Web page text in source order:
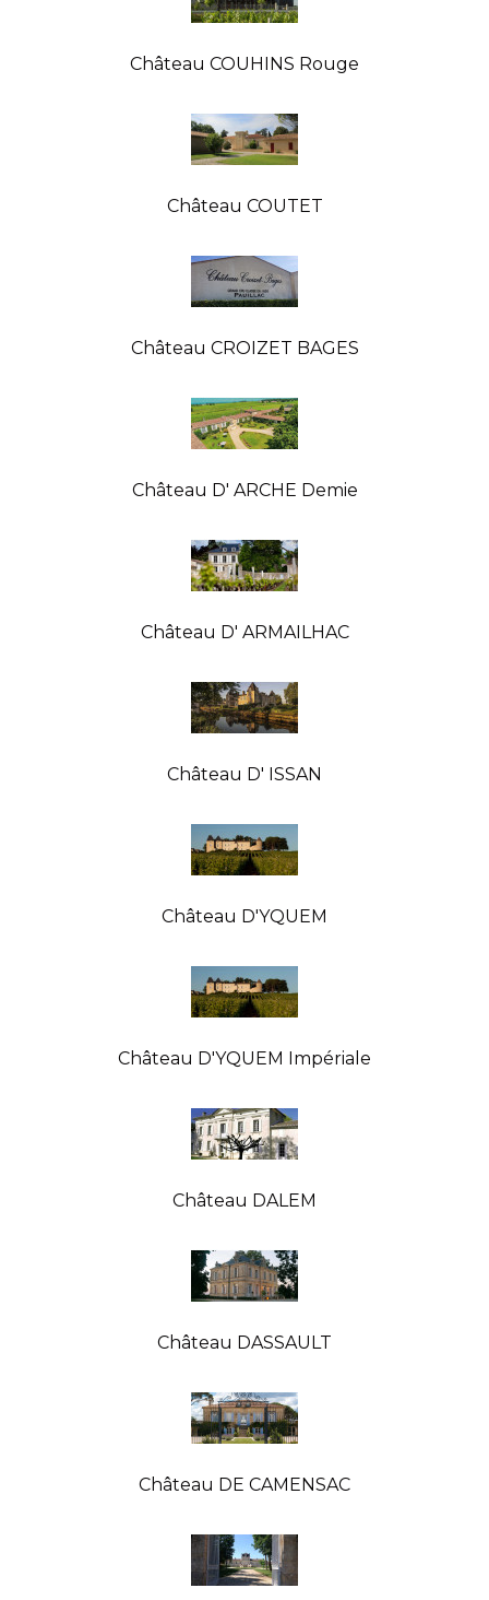
Château COUHINS Rouge
Château COUTET
Château CROIZET BAGES
Château D' ARCHE Demie
Château D' ARMAILHAC
Château D' ISSAN
Château D'YQUEM
Château D'YQUEM Impériale
Château DALEM
Château DASSAULT
Château DE CAMENSAC